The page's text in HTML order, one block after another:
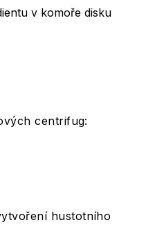
v komoře disku
centrifug:
hustotního